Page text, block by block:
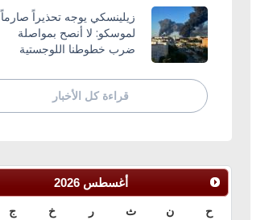
زيلينسكي يوجه تحذيراً صارماً
لموسكو: لا أنصح بمواصلة
ضرب خطوطنا اللوجستية
قراءة كل الأخبار
أغسطس 2026
ح ن ث ر خ ج